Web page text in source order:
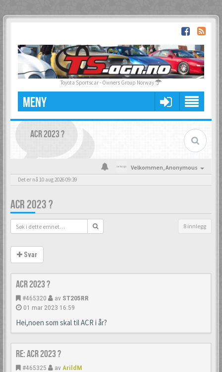
Toyota Sportscar - Owners Group Norway
MENY
ACR 2023 ?
Velkommen,Anonymous
Det er nå 10 aug 2026 09:39
ACR 2023 ?
8 innlegg
Svar
ACR 2023 ?
#465320 av ST205RR
01 mar 2023 16:59
Hei,noen som skal til ACR i år?
Re: ACR 2023 ?
#465325 av ArildM